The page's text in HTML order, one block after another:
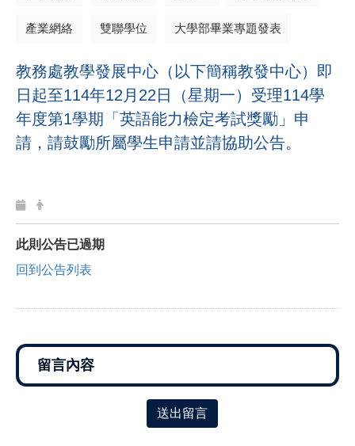
產業網絡 雙聯學位 大學部畢業專題發表
教務處教學發展中心（以下簡稱教發中心）即
日起至114年12 月 22 日（星期一）受理114學
年度第1學期「英語能力檢定考試獎勵」申
請，請鼓勵所屬學生申請並請協助公告。
此則公告已過期
回到公告列表
送出留言